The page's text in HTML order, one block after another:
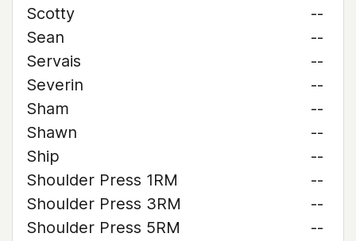
Scotty
--
Sean
--
Servais
--
Severin
--
Sham
--
Shawn
--
Ship
--
Shoulder Press 1RM
--
Shoulder Press 3RM
--
Shoulder Press 5RM
--